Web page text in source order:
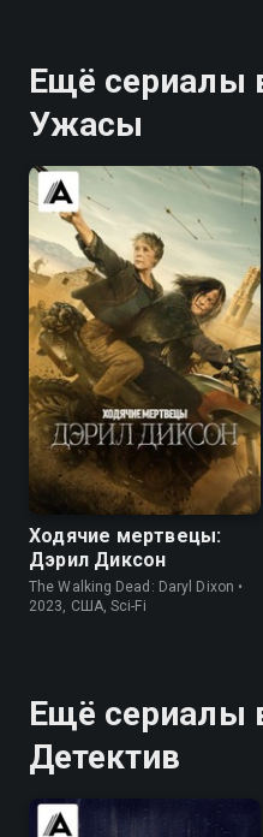
Ещё сериалы
Ужасы
7.9 7.5
Ходячие мертвецы:
Дэрил Диксон
The Walking Dead: Daryl Dixon •
2023, США, Sci-Fi
Ещё сериалы
Детектив